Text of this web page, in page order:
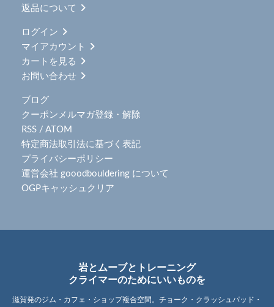
返品について
ログイン
マイアカウント
カートを見る
お問い合わせ
ブログ
クーポンメルマガ登録・解除
RSS / ATOM
特定商法取引法に基づく表記
プライバシーポリシー
運営会社 gooodbouldering について
OGPキャッシュクリア
岩とムーブとトレーニング
クライマーのためにいいものを
滋賀発のジム・カフェ・ショップ複合空間。チョーク・クラッシュパッド・